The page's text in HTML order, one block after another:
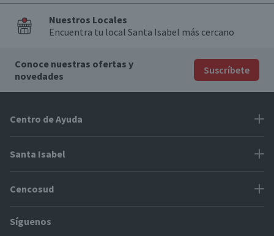
Nuestros Locales
Encuentra tu local Santa Isabel más cercano
Conoce nuestras ofertas y
novedades
Suscríbete
Centro de Ayuda
Problemas con tu pedido
Cómo modificar mis datos
Modos de entrega y cobertura
Santa Isabel
Proveedores
Cencosud
Paris
Síguenos